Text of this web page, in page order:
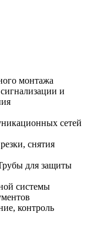
монтажа
и
сетей
снятия
для защиты
системы
контроль